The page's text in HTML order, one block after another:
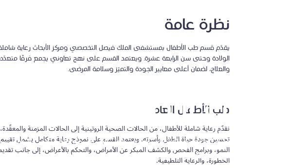
طب الأطفال
نقدّم رعاية تخصّصية للأطفال تتمحور حول الأسرة، وتوظف أحدث التقنيات
الأدلة لدعم صحة كل طفل وعافيته.
نظرة عامة
يقدّم قسم طب الأطفال بمستشفى الملك فيصل التخصصي ومركز الأبحاث رعاية
الولادة وحتى سن الرابعة عشرة. ويعتمد القسم على نهج تعاوني يجمع فرقًا
والعلاج، لضمان أعلى معايير الجودة والتميّز وسلامة المرضى.
طب الأطفال العام
نقدّم رعاية شاملة للأطفال، من الحالات الصحية الروتينية إلى الحالات المزمنة
تحسين جودة حياة الطفل وأسرته. ويعتمد القسم على نموذج رعاية متكامل يشمل تقييم
النمو، وبرامج الفحص والكشف المبكر عن الأمراض، والتحكم بالأعراض، إلى جانب
الخطورة، والرعاية التلطيفية.